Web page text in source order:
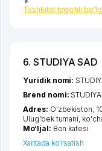
Tashkilot tegishli
6. STUDIYA SAD
Yuridik nomi:
Brend nomi:
Adres: O'zbekiston,
Ulug'bek tumani,
Mo‘ljal: Bon kafesi
Xaritada ko'rsatish